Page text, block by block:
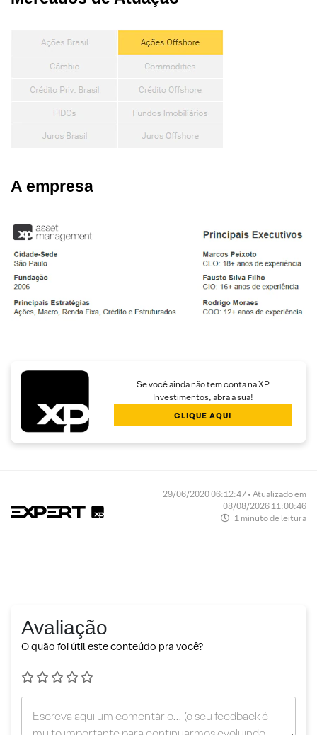
A empresa
Se você ainda não tem conta na XP
Investimentos, abra a sua!
CLIQUE AQUI
29/06/2020 06:12:47 • Atualizado em
08/08/2026 11:00:46
1 minuto de leitura
Avaliação
O quão foi útil este conteúdo pra você?